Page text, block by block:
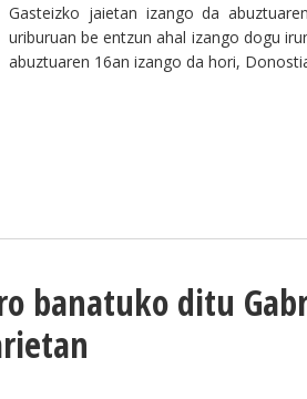
Gasteizko jaietan izango da
uriburuan be entzun ahal izango dogu
abuztuaren 16an izango da hori,
banatuko ditu